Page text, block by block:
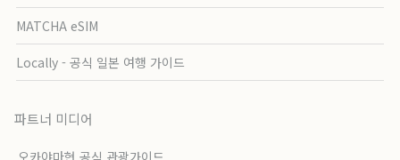
MATCHA eSIM
Locally - 공식 일본 여행 가이드
파트너 미디어